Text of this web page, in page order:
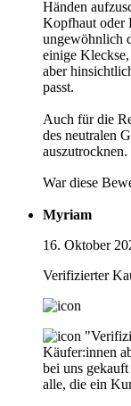
Händen
Kopfhaut oder
ungewöhnlich
einige
aber
passt.
Auch für die
des neutralen
auszutrocknen.
War diese
Myriam
16. Oktober
Verifizierter
Käufer:innen
bei uns
alle, die ein